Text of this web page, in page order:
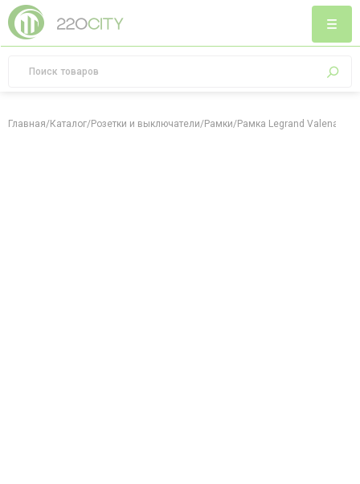
Главная/Каталог/Розетки и выключатели/Рамки/Рамка Legrand Valena